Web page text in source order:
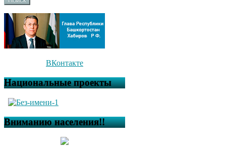
ВКонтакте
Национальные проекты
Вниманию населения!!